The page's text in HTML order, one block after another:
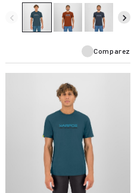
hypoallergénique et respirant,
il est idéal pour les moments
de détente.
navigate_before navigate_next
Comparez